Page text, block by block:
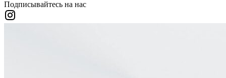
Подписывайтесь на нас